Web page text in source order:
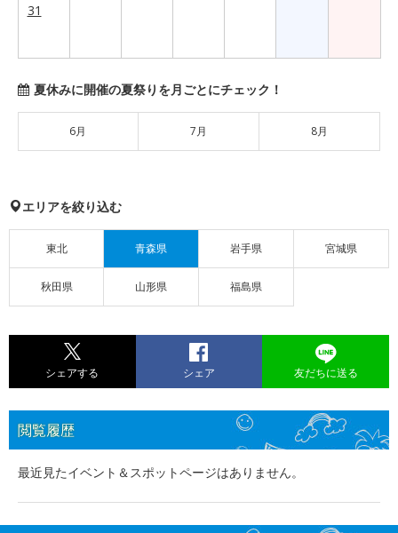
31
夏休みに開催の夏祭りを月ごとにチェック！
6月 7月 8月
エリアを絞り込む
東北 青森県 岩手県 宮城県
秋田県 山形県 福島県
シェアする シェア 友だちに送る
閲覧履歴
最近見たイベント＆スポットページはありません。